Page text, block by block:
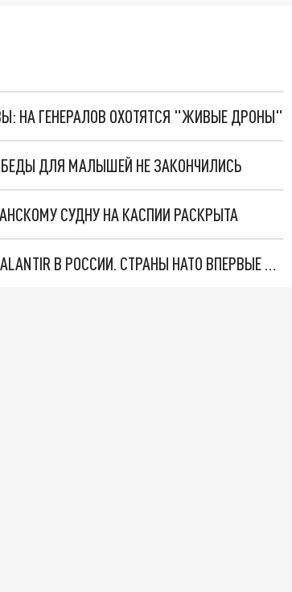
НА ГЕНЕРАЛОВ ОХОТЯТСЯ "ЖИВЫЕ ДРОНЫ"
ДЛЯ МАЛЫШЕЙ НЕ ЗАКОНЧИЛИСЬ
СУДНУ НА КАСПИИ РАСКРЫТА
"ОЧЕНЬ ПЛОХИЕ НОВОСТИ": БОЛЬШАЯ ОШИБКА PALANTIR В РОССИИ. СТРАНЫ НАТО ВПЕРВЫЕ ЗА СВО ОСТАНОВИЛИ ПОСТАВКИ ОРУЖИЯ. ВСУ ТЕРЯЮТ ПРИГРАНИЧЬЕ?